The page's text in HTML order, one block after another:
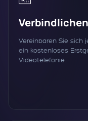
Vereinbaren Sie sich
ein kostenloses
Videotelefonie.